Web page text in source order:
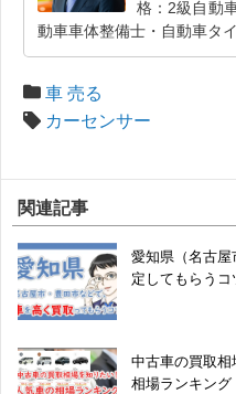
格：2級自動
動車車体整備士・自動車タ
車 売る
カーセンサー
関連記事
愛知県（名古屋
定してもらうコ
中古車の買取
相場ランキング